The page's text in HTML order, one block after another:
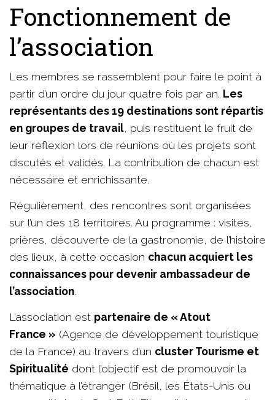
Fonctionnement de
l’association
Les membres se rassemblent pour faire le point à
partir d’un ordre du jour quatre fois par an. Les
représentants des 19 destinations sont répartis
en groupes de travail, puis restituent le fruit de
leur réflexion lors de réunions où les projets sont
discutés et validés. La contribution de chacun est
nécessaire et enrichissante.
Régulièrement, des rencontres sont organisées
sur l’un des 18 territoires. Au programme : visites,
prières, découverte de la gastronomie, de l’histoire
des lieux, à cette occasion chacun acquiert les
connaissances pour devenir ambassadeur de
l’association.
L’association est partenaire de « Atout
France » (Agence de développement touristique
de la France) au travers d’un cluster Tourisme et
Spiritualité dont l’objectif est de promouvoir la
thématique à l’étranger (Brésil, les États-Unis ou